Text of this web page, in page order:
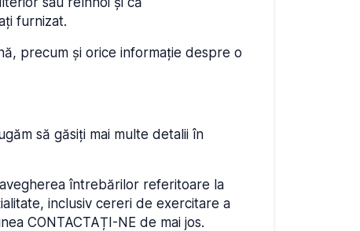
furnizat.
precum și orice informație despre o
să găsiți mai multe detalii în
întrebărilor referitoare la
inclusiv cereri de exercitare a
CONTACTAȚI-NE de mai jos.